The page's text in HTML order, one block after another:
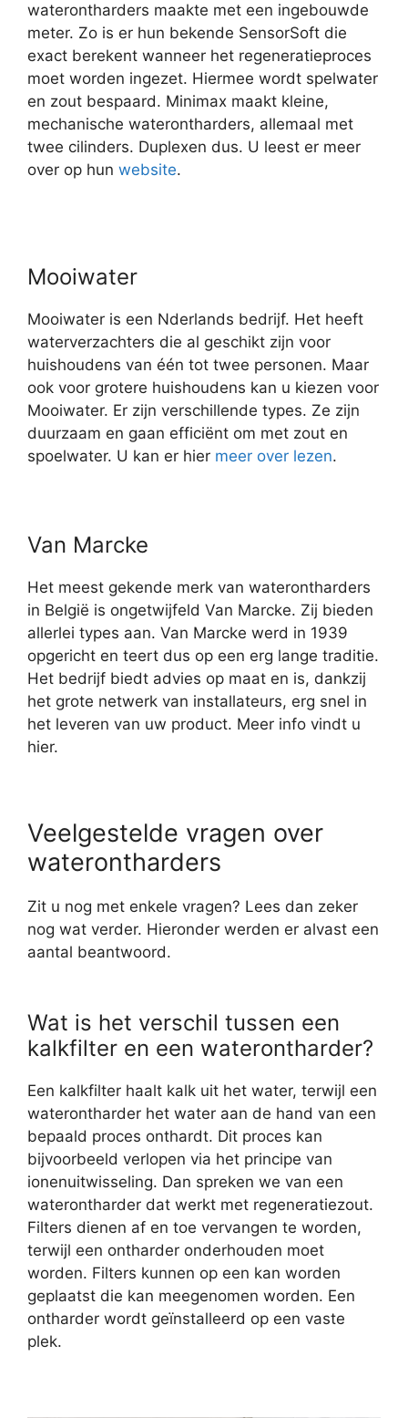
waterontharders maakte met een ingebouwde
meter. Zo is er hun bekende SensorSoft die
exact berekent wanneer het regeneratieproces
moet worden ingezet. Hiermee wordt spelwater
en zout bespaard. Minimax maakt kleine,
mechanische waterontharders, allemaal met
twee cilinders. Duplexen dus. U leest er meer
over op hun website.
Mooiwater
Mooiwater is een Nderlands bedrijf. Het heeft
waterverzachters die al geschikt zijn voor
huishoudens van één tot twee personen. Maar
ook voor grotere huishoudens kan u kiezen voor
Mooiwater. Er zijn verschillende types. Ze zijn
duurzaam en gaan efficiënt om met zout en
spoelwater. U kan er hier meer over lezen.
Van Marcke
Het meest gekende merk van waterontharders
in België is ongetwijfeld Van Marcke. Zij bieden
allerlei types aan. Van Marcke werd in 1939
opgericht en teert dus op een erg lange traditie.
Het bedrijf biedt advies op maat en is, dankzij
het grote netwerk van installateurs, erg snel in
het leveren van uw product. Meer info vindt u
hier.
Veelgestelde vragen over
waterontharders
Zit u nog met enkele vragen? Lees dan zeker
nog wat verder. Hieronder werden er alvast een
aantal beantwoord.
Wat is het verschil tussen een
kalkfilter en een waterontharder?
Een kalkfilter haalt kalk uit het water, terwijl een
waterontharder het water aan de hand van een
bepaald proces onthardt. Dit proces kan
bijvoorbeeld verlopen via het principe van
ionenuitwisseling. Dan spreken we van een
waterontharder dat werkt met regeneratiezout.
Filters dienen af en toe vervangen te worden,
terwijl een ontharder onderhouden moet
worden. Filters kunnen op een kan worden
geplaatst die kan meegenomen worden. Een
ontharder wordt geïnstalleerd op een vaste
plek.